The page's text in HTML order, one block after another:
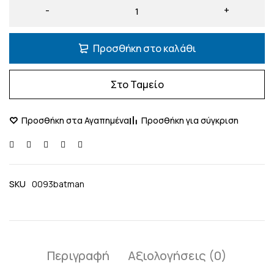
Προσθήκη στο καλάθι
Στο Ταμείο
SKU 0093batman
Περιγραφή Αξιολογήσεις (0)